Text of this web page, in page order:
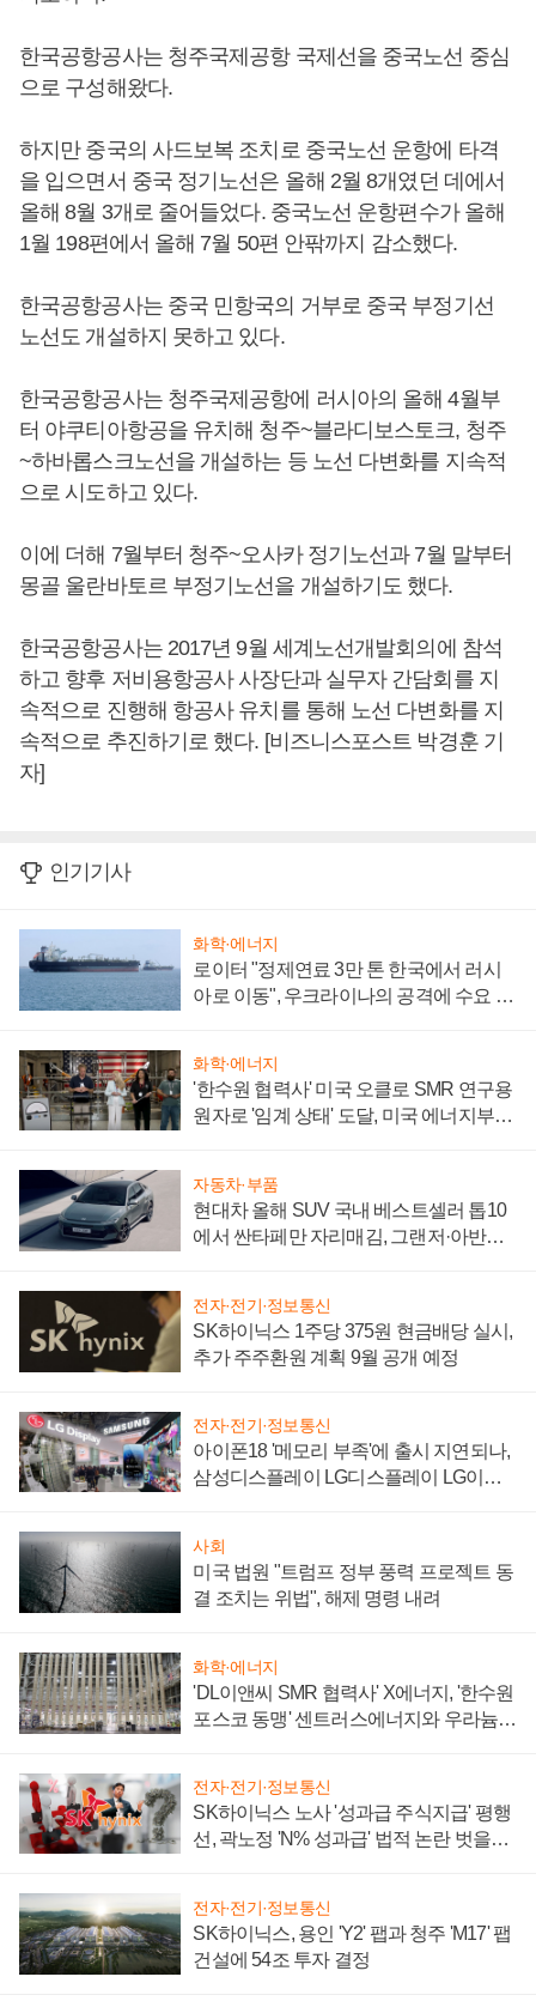
한국공항공사는 청주국제공항 국제선을 중국노선 중심
으로 구성해왔다.
하지만 중국의 사드보복 조치로 중국노선 운항에 타격
을 입으면서 중국 정기노선은 올해 2월 8개였던 데에서
올해 8월 3개로 줄어들었다. 중국노선 운항편수가 올해
1월 198편에서 올해 7월 50편 안팎까지 감소했다.
한국공항공사는 중국 민항국의 거부로 중국 부정기선
노선도 개설하지 못하고 있다.
한국공항공사는 청주국제공항에 러시아의 올해 4월부
터 야쿠티아항공을 유치해 청주~블라디보스토크, 청주
~하바롭스크노선을 개설하는 등 노선 다변화를 지속적
으로 시도하고 있다.
이에 더해 7월부터 청주~오사카 정기노선과 7월 말부터
몽골 울란바토르 부정기노선을 개설하기도 했다.
한국공항공사는 2017년 9월 세계노선개발회의에 참석
하고 향후 저비용항공사 사장단과 실무자 간담회를 지
속적으로 진행해 항공사 유치를 통해 노선 다변화를 지
속적으로 추진하기로 했다. [비즈니스포스트 박경훈 기
자]
인기기사
화학·에너지
로이터 "정제연료 3만 톤 한국에서 러시
아로 이동", 우크라이나의 공격에 수요 늘
화학·에너지
'한수원 협력사' 미국 오클로 SMR 연구용
원자로 '임계 상태' 도달, 미국 에너지부
자동차·부품
현대차 올해 SUV 국내 베스트셀러 톱10
에서 싼타페만 자리매김, 그랜저·아반떼
전자·전기·정보통신
SK하이닉스 1주당 375원 현금배당 실시,
추가 주주환원 계획 9월 공개 예정
전자·전기·정보통신
아이폰18 '메모리 부족'에 출시 지연되나,
삼성디스플레이 LG디스플레이 LG이노
사회
미국 법원 "트럼프 정부 풍력 프로젝트 동
결 조치는 위법", 해제 명령 내려
화학·에너지
'DL이앤씨 SMR 협력사' X에너지, '한수원
포스코 동맹' 센트러스에너지와 우라늄
전자·전기·정보통신
SK하이닉스 노사 '성과급 주식지급' 평행
선, 곽노정 'N% 성과급' 법적 논란 벗을지
전자·전기·정보통신
SK하이닉스, 용인 'Y2' 팹과 청주 'M17' 팹
건설에 54조 투자 결정